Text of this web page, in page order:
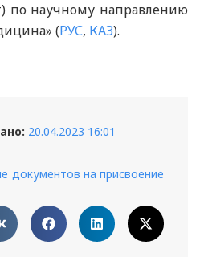
по научному направлению
(РУС, КАЗ).
20.04.2023 16:01
документов на присвоение